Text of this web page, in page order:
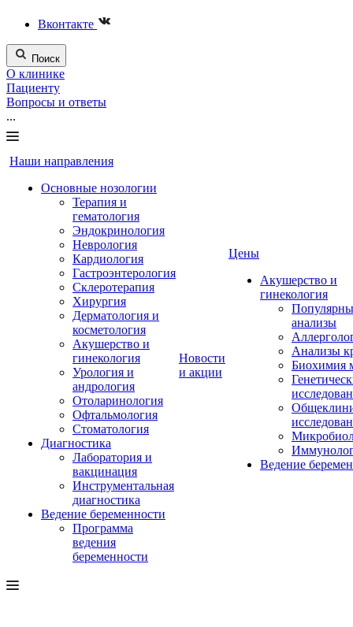
Вконтакте
Поиск
О клинике
Пациенту
Вопросы и ответы
...
Наши направления
Основные нозологии
Терапия и
гематология
Эндокринология
Неврология
Кардиология
Гастроэнтерология
Склеротерапия
Хирургия
Дерматология и
косметология
Акушерство и
гинекология
Урология и
андрология
Отоларинология
Офтальмология
Стоматология
Диагностика
Лаборатория и
вакцинация
Инструментальная
диагностика
Ведение беременности
Программа
ведения
беременности
Новости
и акции
Цены
Акушерство и
гинекология
анализы
Анализы
Биохимия
Ведение